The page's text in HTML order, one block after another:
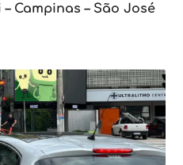
Campinas – São José